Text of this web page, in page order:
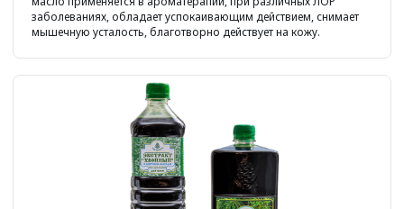
заболеваниях, обладает успокаивающим действием, снимает
мышечную усталость, благотворно действует на кожу.